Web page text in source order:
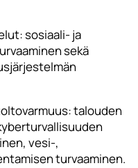
sosiaali- ja
sekä
talouden
vesi-,
turvaaminen.